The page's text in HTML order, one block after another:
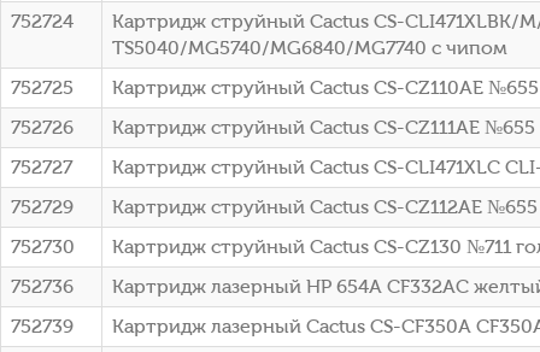
752724
Картридж струйный Cactus CS-
TS5040/MG5740/MG6840/MG7740 с чипом
752725
Картридж струйный Cactus CS-CZ110AE
752726
Картридж струйный Cactus CS-CZ111AE
752727
Картридж струйный Cactus CS-CLI471XLC
752729
Картридж струйный Cactus CS-CZ112AE
752730
Картридж струйный Cactus CS-CZ130 №711
752736
Картридж лазерный HP 654A CF332AC
752739
Картридж лазерный Cactus CS-CF350A